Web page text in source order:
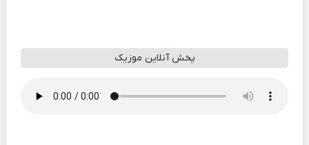
پخش آنلاین موزیک